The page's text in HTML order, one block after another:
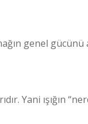
genel gücünü
Yani ışığın